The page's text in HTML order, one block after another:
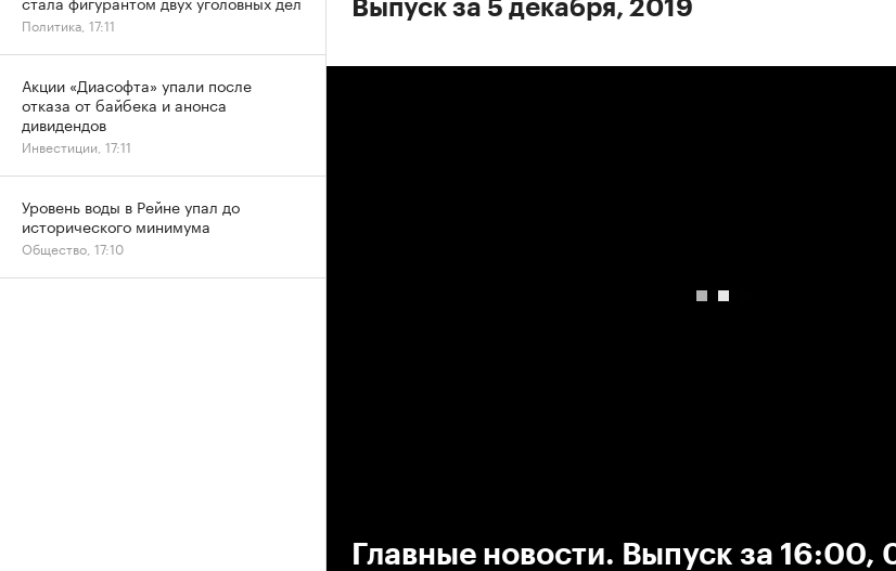
Выпуск за 5 декабря, 2019
Главные новости. Выпуск за 16:00,
Политика, 17:11
Акции «Диасофта» упали после
отказа от байбека и анонса
дивидендов
Инвестиции, 17:11
Уровень воды в Рейне упал до
исторического минимума
Общество, 17:10